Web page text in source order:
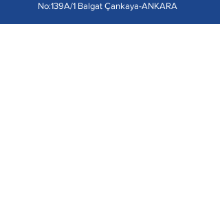
No:139A/1 Balgat Çankaya-ANKARA